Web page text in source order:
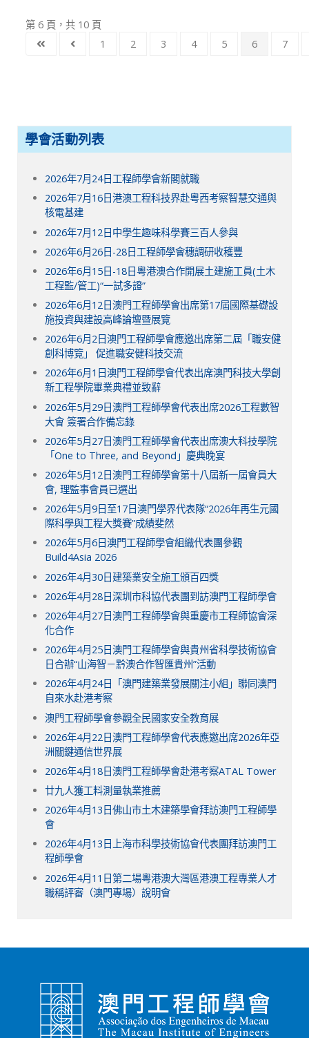
第 6 頁，共 10 頁
1
2 3 4 5 6 7
學會活動列表
2026年7月24日工程師學會新閣就職
2026年7月16日港澳工程科技界赴粵西考察智慧交通與
核電基建
2026年7月12日中學生趣味科學賽三百人參與
2026年6月26日-28日工程師學會穗調研收穫豐
2026年6月15日-18日粵港澳合作開展土建施工員(土木
工程監/管工)“一試多證”
2026年6月12日澳門工程師學會出席第17屆國際基礎設
施投資與建設高峰論壇暨展覽
2026年6月2日澳門工程師學會應邀出席第二屆「職安健
創科博覽」 促進職安健科技交流
2026年6月1日澳門工程師學會代表出席澳門科技大學創
新工程學院畢業典禮並致辭
2026年5月29日澳門工程師學會代表出席2026工程數智
大會 簽署合作備忘錄
2026年5月27日澳門工程師學會代表出席澳大科技學院
「One to Three, and Beyond」慶典晚宴
2026年5月12日澳門工程師學會第十八屆新一屆會員大
會, 理監事會員已選出
2026年5月9日至17日澳門學界代表隊“2026年再生元國
際科學與工程大獎賽”成績斐然
2026年5月6日澳門工程師學會組織代表團參觀
Build4Asia 2026
2026年4月30日建築業安全施工頒百四獎
2026年4月28日深圳市科協代表團到訪澳門工程師學會
2026年4月27日澳門工程師學會與重慶市工程師協會深
化合作
2026年4月25日澳門工程師學會與貴州省科學技術協會
日合辦“山海智－黔澳合作智匯貴州”活動
2026年4月24日「澳門建築業發展關注小組」聯同澳門
自來水赴港考察
澳門工程師學會參觀全民國家安全教育展
2026年4月22日澳門工程師學會代表應邀出席2026年亞
洲關鍵通信世界展
2026年4月18日澳門工程師學會赴港考察ATAL Tower
廿九人獲工料測量執業推薦
2026年4月13日佛山市土木建築學會拜訪澳門工程師學
會
2026年4月13日上海市科學技術協會代表團拜訪澳門工
程師學會
2026年4月11日第二場粵港澳大灣區港澳工程專業人才
職稱評審（澳門專場）說明會